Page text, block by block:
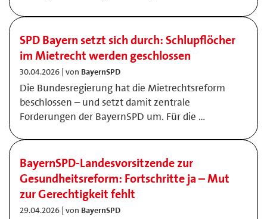
SPD Bayern setzt sich durch: Schlupflöcher
im Mietrecht werden geschlossen
30.04.2026 | von BayernSPD
Die Bundesregierung hat die Mietrechtsreform
beschlossen – und setzt damit zentrale
Forderungen der BayernSPD um. Für die …
BayernSPD-Landesvorsitzende zur
Gesundheitsreform: Fortschritte ja – Mut
zur Gerechtigkeit fehlt
29.04.2026 | von BayernSPD